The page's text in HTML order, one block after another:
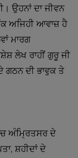
ਉਹਨਾਂ ਦਾ ਜੀਵਨ
ਅਜਿਹੀ ਆਵਾਜ਼ ਹੈ
ਮਾਰਗ
ਲੇਖ ਰਾਹੀਂ ਗੁਰੂ ਜੀ
ਗਠਨ ਦੀ ਭਾਵੁਕ ਤੇ
ਅੰਮ੍ਰਿਤਸਰ ਦੇ
ਸ਼ਹੀਦਾਂ ਦੇ